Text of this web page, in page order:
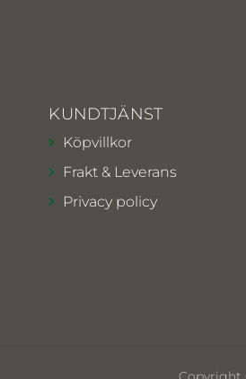
KUNDTJÄNST
Köpvillkor
Frakt & Leverans
Privacy policy